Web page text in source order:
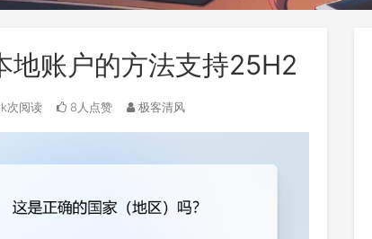
地账户的方法支持25H2
次阅读 8人点赞 极客清风